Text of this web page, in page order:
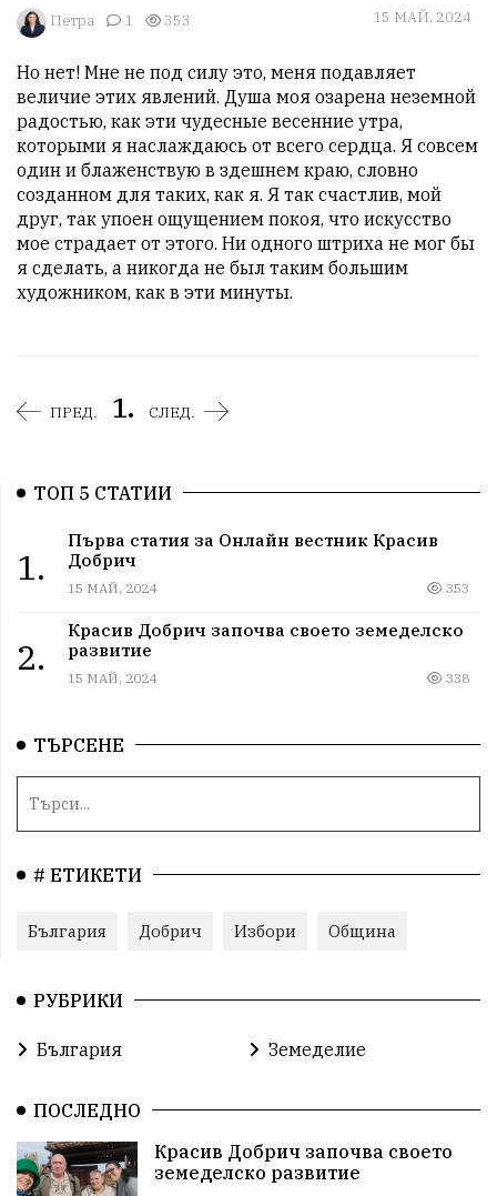
Петра 1 353 15 МАЙ, 2024
Но нет! Мне не под силу это, меня подавляет
величие этих явлений. Душа моя озарена неземной
радостью, как эти чудесные весенние утра,
которыми я наслаждаюсь от всего сердца. Я совсем
один и блаженствую в здешнем краю, словно
созданном для таких, как я. Я так счастлив, мой
друг, так упоен ощущением покоя, что искусство
мое страдает от этого. Ни одного штриха не мог бы
я сделать, а никогда не был таким большим
художником, как в эти минуты.
ПРЕД. 1. СЛЕД.
ТОП 5 СТАТИИ
1.
Първа статия за Онлайн вестник Красив
Добрич
15 МАЙ, 2024 353
2.
Красив Добрич започва своето земеделско
развитие
15 МАЙ, 2024 338
ТЪРСЕНЕ
# ЕТИКЕТИ
България Добрич Избори Община
РУБРИКИ
България Земеделие
ПОСЛЕДНО
Красив Добрич започва своето
земеделско развитие